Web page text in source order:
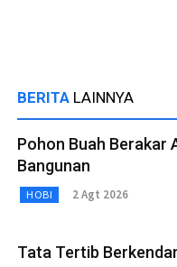
BERITA LAINNYA
Pohon Buah Berakar
Bangunan
HOBI 2 Agt 2026
Tata Tertib